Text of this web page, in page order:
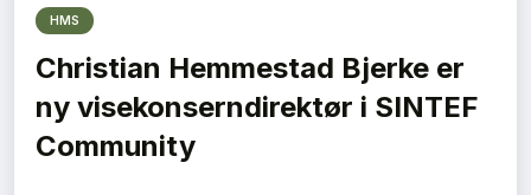
HMS
Christian Hemmestad Bjerke er
ny visekonserndirektør i SINTEF
Community